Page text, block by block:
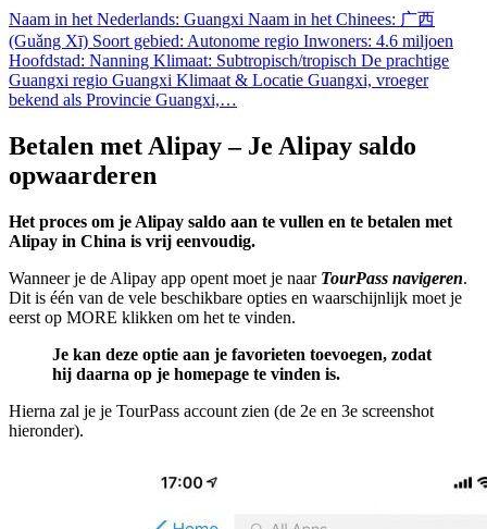
Naam in het Nederlands: Guangxi Naam in het Chinees: 广西
(Guǎng Xī) Soort gebied: Autonome regio Inwoners: 4.6 miljoen
Hoofdstad: Nanning Klimaat: Subtropisch/tropisch De prachtige
Guangxi regio Guangxi Klimaat & Locatie Guangxi, vroeger
bekend als Provincie Guangxi,…
Betalen met Alipay – Je Alipay saldo
opwaarderen
Het proces om je Alipay saldo aan te vullen en te betalen met
Alipay in China is vrij eenvoudig.
Wanneer je de Alipay app opent moet je naar TourPass navigeren.
Dit is één van de vele beschikbare opties en waarschijnlijk moet je
eerst op MORE klikken om het te vinden.
Je kan deze optie aan je favorieten toevoegen, zodat
hij daarna op je homepage te vinden is.
Hierna zal je je TourPass account zien (de 2e en 3e screenshot
hieronder).